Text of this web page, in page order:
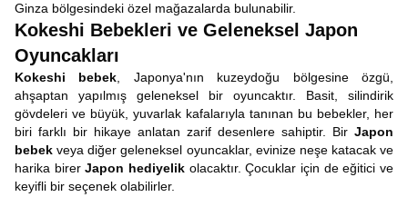
Ginza bölgesindeki özel mağazalarda bulunabilir.
Kokeshi Bebekleri ve Geleneksel Japon
Oyuncakları
Kokeshi bebek , Japonya'nın kuzeydoğu bölgesine özgü,
ahşaptan yapılmış geleneksel bir oyuncaktır. Basit, silindirik
gövdeleri ve büyük, yuvarlak kafalarıyla tanınan bu bebekler, her
biri farklı bir hikaye anlatan zarif desenlere sahiptir. Bir Japon
bebek veya diğer geleneksel oyuncaklar, evinize neşe katacak ve
harika birerJapon hediyelik olacaktır. Çocuklar için de eğitici ve
keyifli bir seçenek olabilirler.